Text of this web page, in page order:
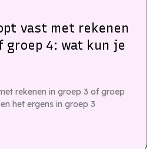
vast met rekenen
groep 4: wat kun je
rekenen in groep 3 of groep
het ergens in groep 3